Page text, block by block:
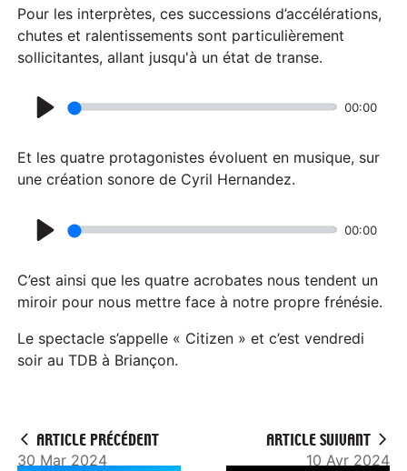
l
a
y
Pour les interprètes, ces successions d’accélérations,
chutes et ralentissements sont particulièrement
sollicitantes, allant jusqu'à un état de transe.
l
a
00:00
Et les quatre protagonistes évoluent en musique, sur
une création sonore de Cyril Hernandez.
l
a
00:00
C’est ainsi que les quatre acrobates nous tendent un
miroir pour nous mettre face à notre propre frénésie.
Le spectacle s’appelle « Citizen » et c’est vendredi
soir au TDB à Briançon.
ARTICLE PRÉCÉDENT
30 Mar 2024
ARTICLE SUIVANT
10 Avr 2024